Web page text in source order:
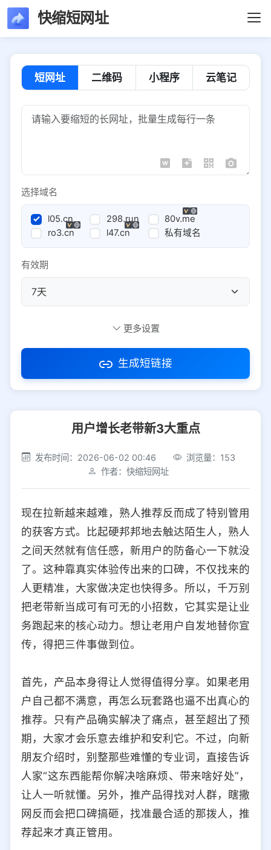
快缩短网址
短网址 二维码 小程序 云笔记
选择域名
l05.cn 298.run
80v.me
ro3.cn
l47.cn 私有域名
有效期
访问密码
社交平台 电商平台
选择防红平台类型，避免链接被拦截
iOS Android PC 其他
选择允许访问的平台类型
更多设置
生成短链接
用户增长老带新3大重点
发布时间：2026-06-02 00:46
浏览量：153
作者：快缩短网址
现在拉新越来越难，熟人推荐反而成了特别管用
的获客方式。比起硬邦邦地去触达陌生人，熟人
之间天然就有信任感，新用户的防备心一下就没
了。这种靠真实体验传出来的口碑，不仅找来的
人更精准，大家做决定也快得多。所以，千万别
把老带新当成可有可无的小招数，它其实是让业
务跑起来的核心动力。想让老用户自发地替你宣
传，得把三件事做到位。
首先，产品本身得让人觉得值得分享。如果老用
户自己都不满意，再怎么玩套路也逼不出真心的
推荐。只有产品确实解决了痛点，甚至超出了预
期，大家才会乐意去维护和安利它。不过，向新
朋友介绍时，别整那些难懂的专业词，直接告诉
人家“这东西能帮你解决啥麻烦、带来啥好处”，
让人一听就懂。另外，推产品得找对人群，瞎撒
网反而会把口碑搞砸，找准最合适的那拨人，推
荐起来才真正管用。